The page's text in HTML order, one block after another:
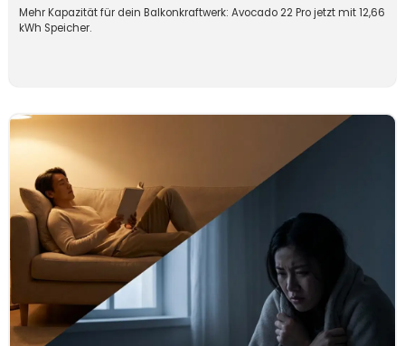
Mehr Kapazität für dein Balkonkraftwerk: Avocado 22 Pro jetzt mit 12,66
kWh Speicher.